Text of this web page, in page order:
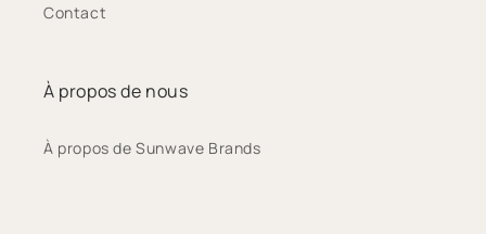
Contact
À propos de nous
À propos de Sunwave Brands